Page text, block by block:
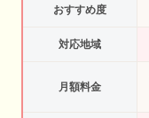
おすすめ度
対応地域
月額料金